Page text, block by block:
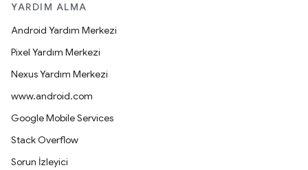
YARDIM ALMA
Android Yardım Merkezi
Pixel Yardım Merkezi
Nexus Yardım Merkezi
www.android.com
Google Mobile Services
Stack Overflow
Sorun İzleyici